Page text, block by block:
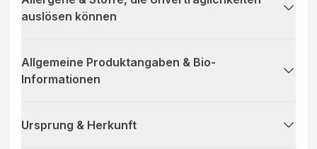
auslösen können
Allgemeine Produktangaben & Bio-
Informationen
Ursprung & Herkunft